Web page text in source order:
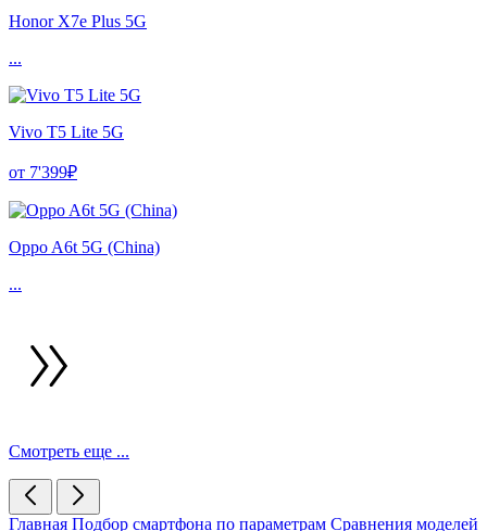
Honor X7e Plus 5G
...
Vivo T5 Lite 5G
от 7'399₽
Oppo A6t 5G (China)
...
Смотреть еще ...
Главная Подбор смартфона по параметрам Сравнения моделей